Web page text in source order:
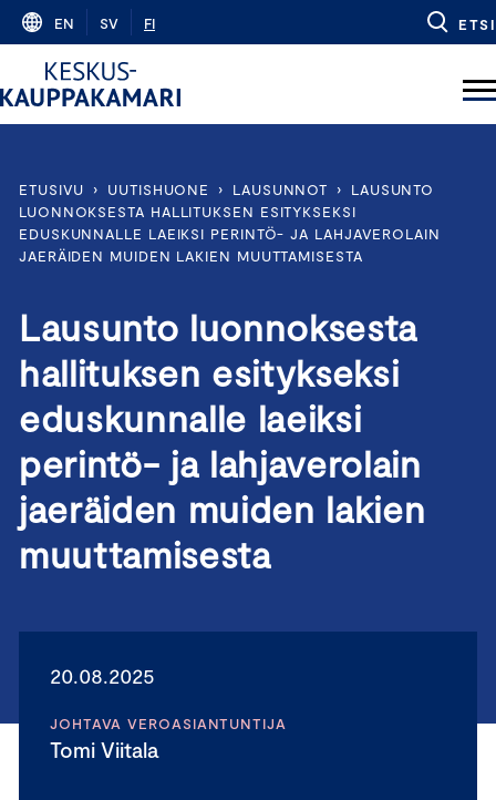
Skip
content
EN SV FI ETSI
ETUSIVU › UUTISHUONE › LAUSUNNOT ›
LAUSUNTO
LUONNOKSESTA HALLITUKSEN ESITYKSEKSI
EDUSKUNNALLE LAEIKSI PERINTÖ- JA LAHJAVEROLAIN
JAERÄIDEN MUIDEN LAKIEN MUUTTAMISESTA
Lausunto luonnoksesta
hallituksen esitykseksi
eduskunnalle laeiksi
perintö- ja lahjaverolain
jaeräiden muiden lakien
muuttamisesta
20.08.2025
JOHTAVA VEROASIANTUNTIJA
Tomi Viitala